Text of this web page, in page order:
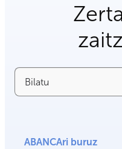
Bilatu
ABANCAri buruz